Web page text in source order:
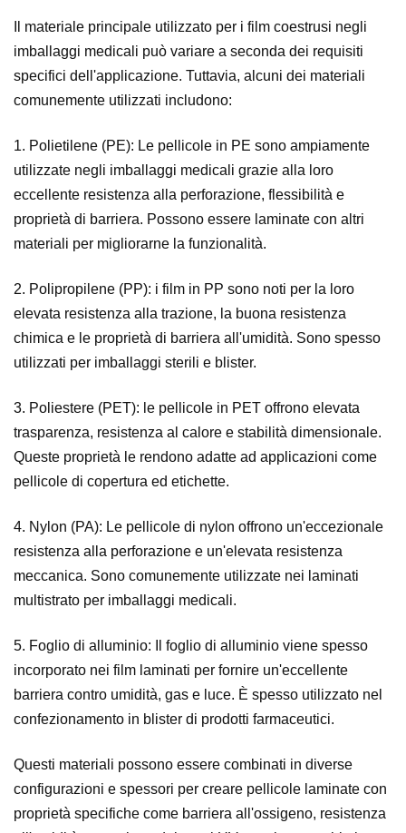
Il materiale principale utilizzato per i film coestrusi negli
imballaggi medicali può variare a seconda dei requisiti
specifici dell'applicazione. Tuttavia, alcuni dei materiali
comunemente utilizzati includono:
1. Polietilene (PE): Le pellicole in PE sono ampiamente
utilizzate negli imballaggi medicali grazie alla loro
eccellente resistenza alla perforazione, flessibilità e
proprietà di barriera. Possono essere laminate con altri
materiali per migliorarne la funzionalità.
2. Polipropilene (PP): i film in PP sono noti per la loro
elevata resistenza alla trazione, la buona resistenza
chimica e le proprietà di barriera all'umidità. Sono spesso
utilizzati per imballaggi sterili e blister.
3. Poliestere (PET): le pellicole in PET offrono elevata
trasparenza, resistenza al calore e stabilità dimensionale.
Queste proprietà le rendono adatte ad applicazioni come
pellicole di copertura ed etichette.
4. Nylon (PA): Le pellicole di nylon offrono un'eccezionale
resistenza alla perforazione e un'elevata resistenza
meccanica. Sono comunemente utilizzate nei laminati
multistrato per imballaggi medicali.
5. Foglio di alluminio: Il foglio di alluminio viene spesso
incorporato nei film laminati per fornire un'eccellente
barriera contro umidità, gas e luce. È spesso utilizzato nel
confezionamento in blister di prodotti farmaceutici.
Questi materiali possono essere combinati in diverse
configurazioni e spessori per creare pellicole laminate con
proprietà specifiche come barriera all'ossigeno, resistenza